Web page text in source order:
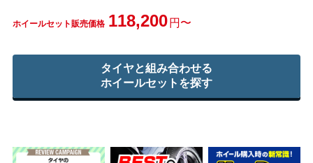
ホイールセット販売価格 118,200 円〜
タイヤと組み合わせる
ホイールセットを探す